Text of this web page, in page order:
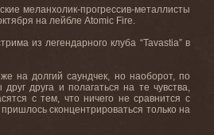
меланхолик-прогрессив-металлисты
на лейбле Atomic Fire.
из легендарного клуба “Tavastia” в
на долгий саундчек, но наоборот, по
друга и полагаться на те чувства,
с тем, что ничего не сравнится с
сконцентрироваться только на